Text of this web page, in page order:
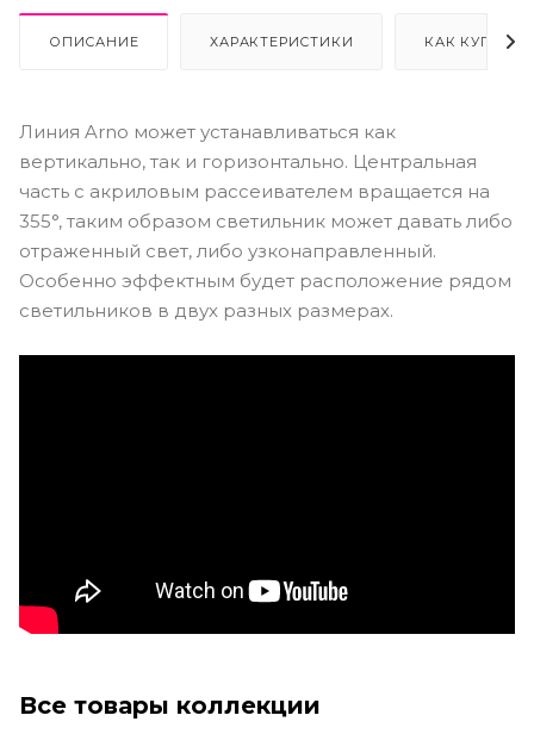
ОПИСАНИЕ ХАРАКТЕРИСТИКИ КАК КУПИТЬ
Линия Arno может устанавливаться как
вертикально, так и горизонтально. Центральная
часть с акриловым рассеивателем вращается на
355°, таким образом светильник может давать либо
отраженный свет, либо узконаправленный.
Особенно эффектным будет расположение рядом
светильников в двух разных размерах.
Все товары коллекции